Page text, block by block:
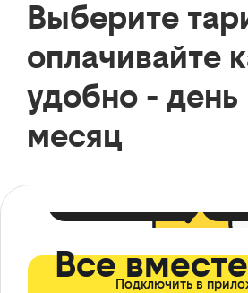
Выберите
оплачивайте
удобно - день
месяц
Все вместе
Подключить в